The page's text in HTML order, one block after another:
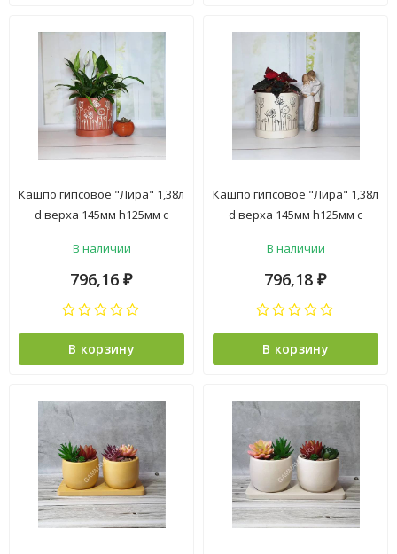
Кашпо гипсовое "Лира" 1,38л
d верха 145мм h125мм с
*1/3
В наличии
796,16 ₽
В корзину
Кашпо гипсовое "Лира" 1,38л
d верха 145мм h125мм с
("VipSet") *1/3
В наличии
796,18 ₽
В корзину